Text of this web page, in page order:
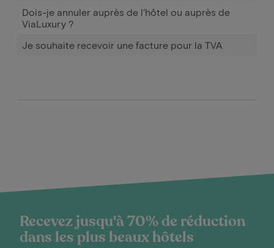
Dois-je annuler auprès de l'hôtel ou auprès de
ViaLuxury ?
Je souhaite recevoir une facture pour la TVA
Recevez jusqu'à 70% de réduction
dans les plus beaux hôtels